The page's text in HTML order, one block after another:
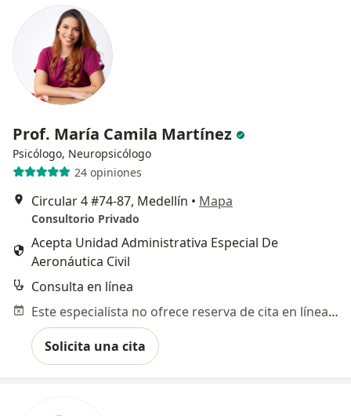
Prof. María Camila Martínez
Psicólogo, Neuropsicólogo
24 opiniones
Circular 4 #74-87, Medellín • Mapa
Consultorio Privado
Acepta Unidad Administrativa Especial De
Aeronáutica Civil
Consulta en línea
Este especialista no ofrece reserva de cita en línea en esta dirección.
Solicita una cita